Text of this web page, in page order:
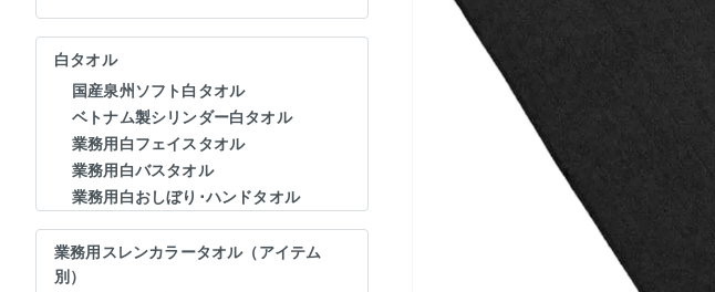
白タオル
国産泉州ソフト白タオル
ベトナム製シリンダー白タオル
業務用白フェイスタオル
業務用白バスタオル
業務用白おしぼり･ハンドタオル
業務用スレンカラータオル（アイテム
別）